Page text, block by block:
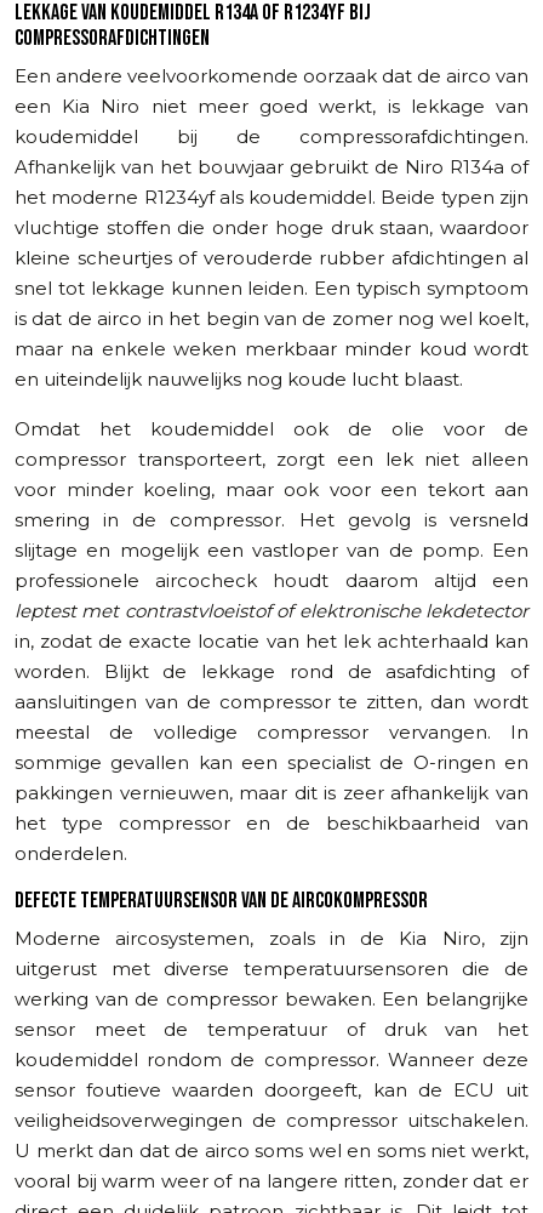
LEKKAGE VAN KOUDEMIDDEL R134A OF R1234YF BIJ
COMPRESSORAFDICHTINGEN
Een andere veelvoorkomende oorzaak dat de airco van
een Kia Niro niet meer goed werkt, is lekkage van
koudemiddel bij de compressorafdichtingen.
Afhankelijk van het bouwjaar gebruikt de Niro R134a of
het moderne R1234yf als koudemiddel. Beide typen zijn
vluchtige stoffen die onder hoge druk staan, waardoor
kleine scheurtjes of verouderde rubber afdichtingen al
snel tot lekkage kunnen leiden. Een typisch symptoom
is dat de airco in het begin van de zomer nog wel koelt,
maar na enkele weken merkbaar minder koud wordt
en uiteindelijk nauwelijks nog koude lucht blaast.
Omdat het koudemiddel ook de olie voor de
compressor transporteert, zorgt een lek niet alleen
voor minder koeling, maar ook voor een tekort aan
smering in de compressor. Het gevolg is versneld
slijtage en mogelijk een vastloper van de pomp. Een
professionele aircocheck houdt daarom altijd een
leptest met contrastvloeistof of elektronische lekdetector
in, zodat de exacte locatie van het lek achterhaald kan
worden. Blijkt de lekkage rond de asafdichting of
aansluitingen van de compressor te zitten, dan wordt
meestal de volledige compressor vervangen. In
sommige gevallen kan een specialist de O-ringen en
pakkingen vernieuwen, maar dit is zeer afhankelijk van
het type compressor en de beschikbaarheid van
onderdelen.
DEFECTE TEMPERATUURSENSOR VAN DE AIRCOKOMPRESSOR
Moderne aircosystemen, zoals in de Kia Niro, zijn
uitgerust met diverse temperatuursensoren die de
werking van de compressor bewaken. Een belangrijke
sensor meet de temperatuur of druk van het
koudemiddel rondom de compressor. Wanneer deze
sensor foutieve waarden doorgeeft, kan de ECU uit
veiligheidsoverwegingen de compressor uitschakelen.
U merkt dan dat de airco soms wel en soms niet werkt,
vooral bij warm weer of na langere ritten, zonder dat er